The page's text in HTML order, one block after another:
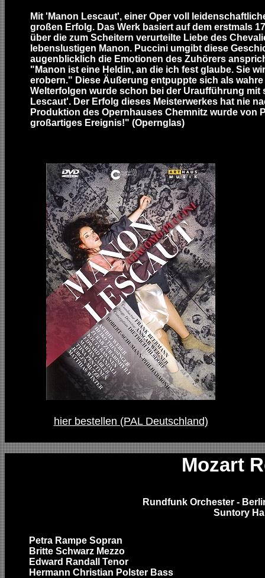
Mit 'Manon Lescaut', einer Oper voll
großen Erfolg. Das Werk basiert auf dem erstmals
über die zum Scheitern verurteilte Liebe des
lebenslustigen Manon. Puccini umgibt diese
augenblicklich die Emotionen des Zuhörers
"Manon ist eine Heldin, an die ich fest glaube. Sie
erobern." Diese Äußerung entpuppte sich als
Welterfolgen wurde schon bei der Uraufführung
Lescaut'. Der Erfolg dieses Meisterwerkes hat nie
Produktion des Opernhauses Chemnitz wurde von
großartiges Ereignis!" (Opernglas)
hier bestellen (PAL Deutschland)
Mozart
Rundfunk Orchester -
Suntory
Petra Rampe Sopran
Britte Schwarz Mezzo
Edward Randall Tenor
Hermann Christian Polster Bass